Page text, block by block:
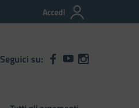
Accedi
Seguici su: